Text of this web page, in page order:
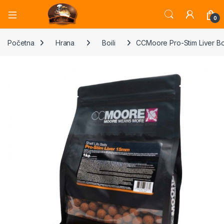
Open 0
Početna Hrana Boili CCMoore Pro-Stim Liver